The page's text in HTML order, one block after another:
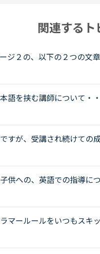
関連するト
ジ２の、以下の２つの
(think) About how many people do you think t
語を挟む講師について・
ます。時々、レッスン中
リマスカー？...
すが、受講され続けての
だけないでしょうか。こ
会を増やし...
供への、英語での指導に
で行うのは、少なくとも
はないかと思...
マールールをいつもスキ
たが、英語で説明されて
くいです、...